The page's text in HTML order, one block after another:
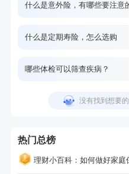
什么是意外险，有哪些要注意
什么是定期寿险，怎么选购
哪些体检可以筛查疾病？
没有找到想要
热门总榜
理财小百科：如何做好家庭